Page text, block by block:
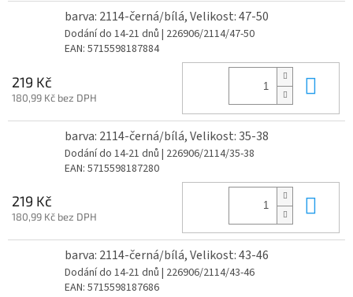
barva: 2114-černá/bílá, Velikost: 47-50
Dodání do 14-21 dnů | 226906/2114/47-50
EAN: 5715598187884
219 Kč
180,99 Kč bez DPH
barva: 2114-černá/bílá, Velikost: 35-38
Dodání do 14-21 dnů | 226906/2114/35-38
EAN: 5715598187280
219 Kč
180,99 Kč bez DPH
barva: 2114-černá/bílá, Velikost: 43-46
Dodání do 14-21 dnů | 226906/2114/43-46
EAN: 5715598187686